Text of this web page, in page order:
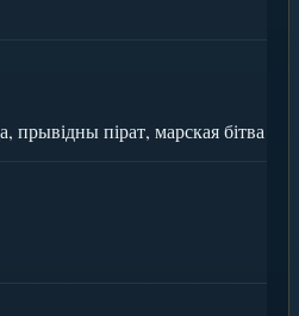
прывідны пірат, марская бітва